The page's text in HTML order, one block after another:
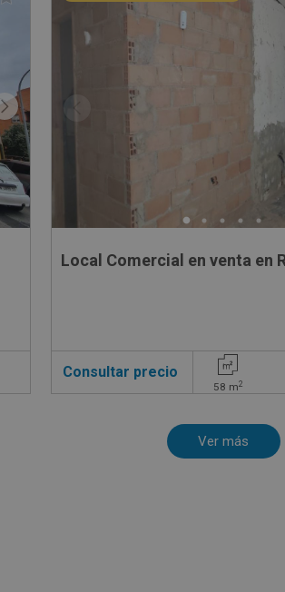
Local Comercial en venta en
Consultar precio
58 m2